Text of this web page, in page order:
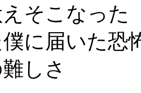
そこなった
に届いた恐
しさ